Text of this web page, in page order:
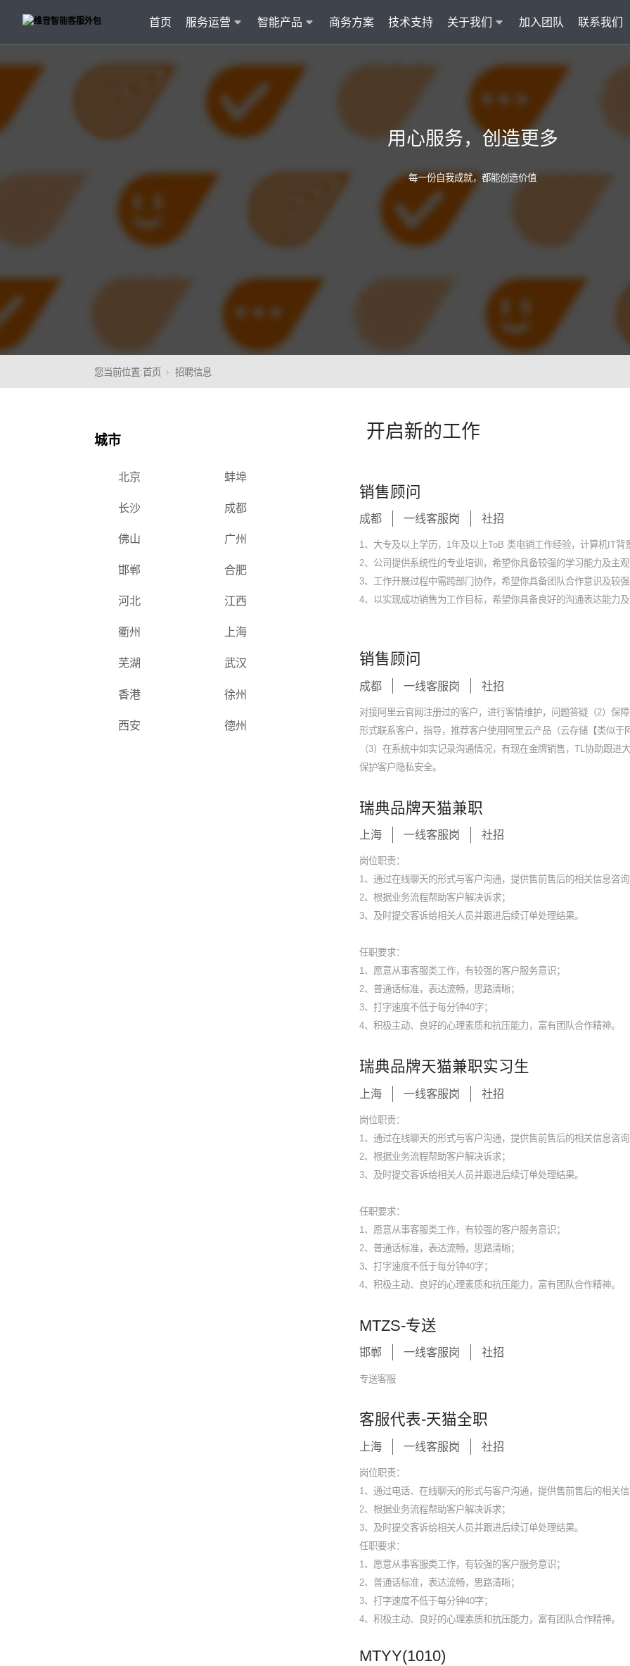
首页 服务运营 智能产品 商务方案 技术支持 关于我们 加入团队 联系我们
维音产品矩阵
· 专属技术顾问进行1对1服务
客户服务
AI知识助手
营销自动化
批量营销发送，提升获客转化
多模态客服
智能交互升级，轻松理解声图文
智能管理
智能排班
集成8种AI技术，快速对接企业系统
语音合成 TTS
即开即用，输入文本立得语音
声纹识别VPR
智能身份识别，保障系统安全
图像描述 IC
深度理解
用心服务，创造更多
每一份自我成就，都能创造价值
您当前位置:首页 招聘信息
城市
北京 蚌埠
长沙 成都
佛山 广州
邯郸 合肥
河北 江西
衢州 上海
芜湖 武汉
香港 徐州
西安 德州
开启新的工作
销售顾问
成都 一线客服岗 社招
1、大专及以上学历，1年及以上ToB 类电销工作经验，计算机IT背
2、公司提供系统性的专业培训，希望你具备较强的学习能力及主
3、工作开展过程中需跨部门协作，希望你具备团队合作意识及较
4、以实现成功销售为工作目标，希望你具备良好的沟通表达能力
销售顾问
成都 一线客服岗 社招
对接阿里云官网注册过的客户，进行客情维护，问题答疑（2）保
形式联系客户，指导，推荐客户使用阿里云产品（云存储【类似
（3）在系统中如实记录沟通情况，有现在金牌销售，TL协助跟
保护客户隐私安全。
瑞典品牌天猫兼职
上海 一线客服岗 社招
岗位职责：
1、通过在线聊天的形式与客户沟通，提供售前售后的相关信息咨
2、根据业务流程帮助客户解决诉求；
3、及时提交客诉给相关人员并跟进后续订单处理结果。
任职要求：
1、愿意从事客服类工作，有较强的客户服务意识；
2、普通话标准，表达流畅，思路清晰；
3、打字速度不低于每分钟40字；
4、积极主动、良好的心理素质和抗压能力，富有团队合作精神。
瑞典品牌天猫兼职实习生
上海 一线客服岗 社招
岗位职责：
1、通过在线聊天的形式与客户沟通，提供售前售后的相关信息咨
2、根据业务流程帮助客户解决诉求；
3、及时提交客诉给相关人员并跟进后续订单处理结果。
任职要求：
1、愿意从事客服类工作，有较强的客户服务意识；
2、普通话标准，表达流畅，思路清晰；
3、打字速度不低于每分钟40字；
4、积极主动、良好的心理素质和抗压能力，富有团队合作精神。
MTZS-专送
邯郸 一线客服岗 社招
专送客服
客服代表-天猫全职
上海 一线客服岗 社招
岗位职责：
1、通过电话、在线聊天的形式与客户沟通，提供售前售后的相关
2、根据业务流程帮助客户解决诉求；
3、及时提交客诉给相关人员并跟进后续订单处理结果。
任职要求：
1、愿意从事客服类工作，有较强的客户服务意识；
2、普通话标准，表达流畅，思路清晰；
3、打字速度不低于每分钟40字；
4、积极主动、良好的心理素质和抗压能力，富有团队合作精神。
MTYY(1010)